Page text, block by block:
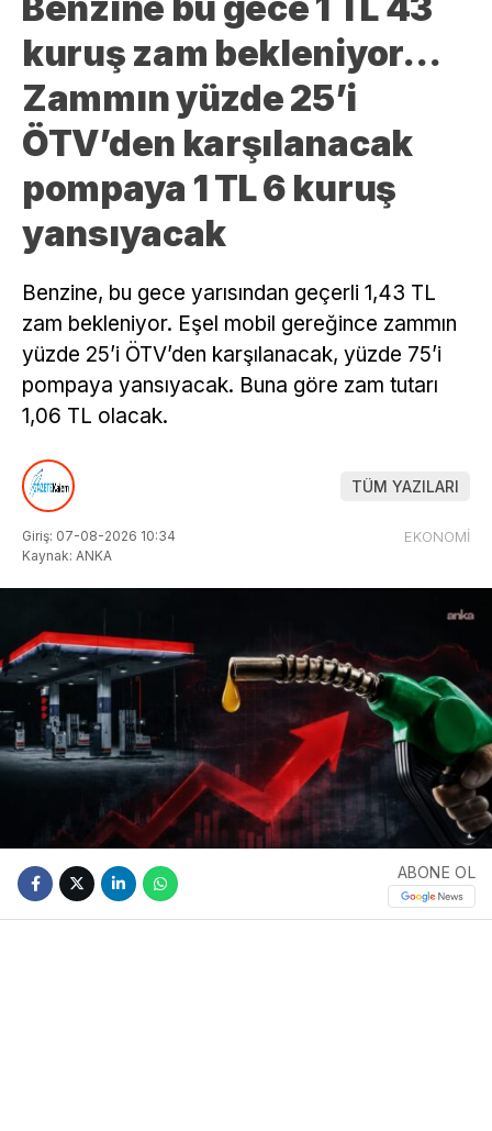
Benzine bu gece 1 TL 43
kuruş zam bekleniyor…
Zammın yüzde 25’i
ÖTV’den karşılanacak
pompaya 1 TL 6 kuruş
yansıyacak
Benzine, bu gece yarısından geçerli 1,43 TL
zam bekleniyor. Eşel mobil gereğince zammın
yüzde 25’i ÖTV’den karşılanacak, yüzde 75’i
pompaya yansıyacak. Buna göre zam tutarı
1,06 TL olacak.
TÜM YAZILARI
Giriş: 07-08-2026 10:34
Kaynak: ANKA
EKONOMİ
ABONE OL